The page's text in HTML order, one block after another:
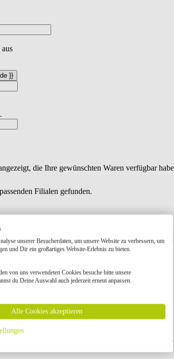
}}
die Ihre gewünschten Waren verfügbar
Filialen gefunden.
*
Öffnungszeiten
}} von {{ pagination.pageCount }}
unserer Besucherdaten, um unsere Website zu verbessern, um
und Dir ein großartiges Website-Erlebnis zu bieten.
von uns verwendeten Cookies besuche bitte unsere
du Deine Auswahl auch jederzeit erneut anpassen.
Alle Cookies akzeptieren